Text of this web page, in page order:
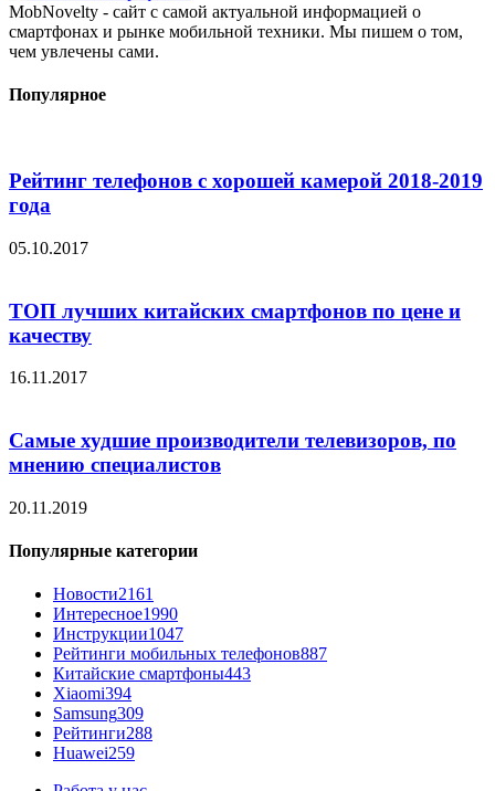
MobNovelty - сайт с самой актуальной информацией о
смартфонах и рынке мобильной техники. Мы пишем о том,
чем увлечены сами.
Популярное
Рейтинг телефонов с хорошей камерой 2018-2019
года
05.10.2017
ТОП лучших китайских смартфонов по цене и
качеству
16.11.2017
Самые худшие производители телевизоров, по
мнению специалистов
20.11.2019
Популярные категории
Новости2161
Интересное1990
Инструкции1047
Рейтинги мобильных телефонов887
Китайские смартфоны443
Xiaomi394
Samsung309
Рейтинги288
Huawei259